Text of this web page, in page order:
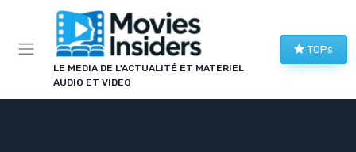
LE MEDIA DE L'ACTUALITÉ ET MATERIEL
AUDIO ET VIDEO
TOPs
Panneau de gestion des cookies